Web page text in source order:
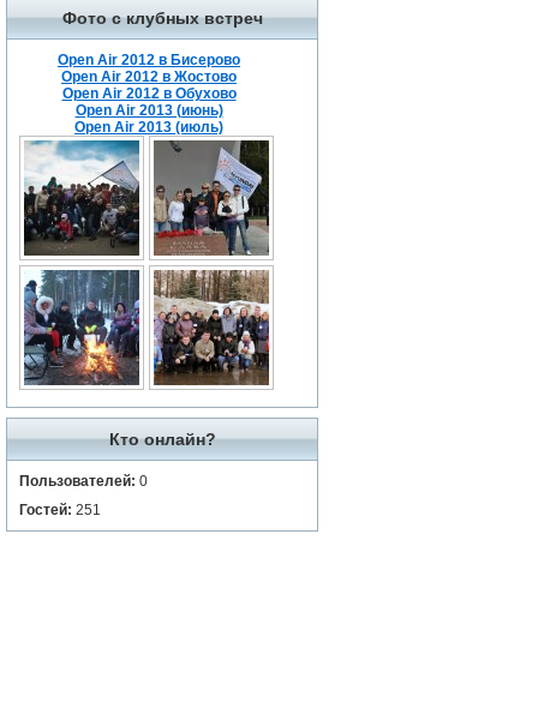
Фото с клубных встреч
Open Air 2012 в Бисерово
Open Air 2012 в Жостово
Open Air 2012 в Обухово
Open Air 2013 (июнь)
Open Air 2013 (июль)
Кто онлайн?
Пользователей: 0
Гостей: 251